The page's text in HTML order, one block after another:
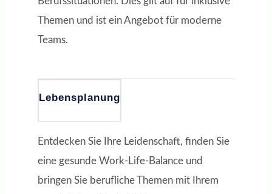
Themen und ist ein Angebot für moderne
Teams.
Lebensplanung
Entdecken Sie Ihre Leidenschaft, finden Sie
eine gesunde Work-Life-Balance und
bringen Sie berufliche Themen mit Ihrem